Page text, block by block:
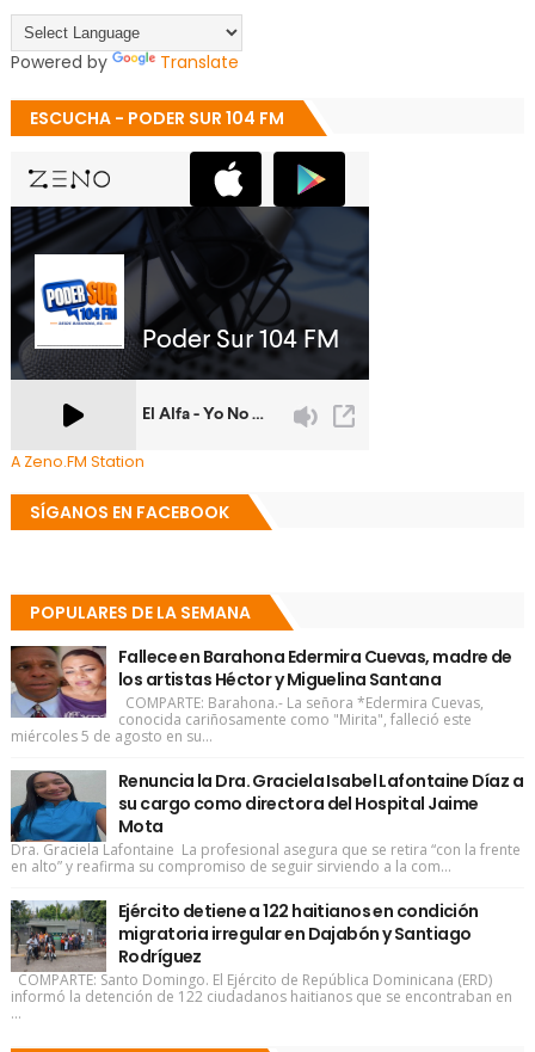
Powered by Translate
ESCUCHA - PODER SUR 104 FM
A Zeno.FM Station
SÍGANOS EN FACEBOOK
POPULARES DE LA SEMANA
Fallece en Barahona Edermira Cuevas, madre de
los artistas Héctor y Miguelina Santana
COMPARTE: Barahona.- La señora *Edermira Cuevas,
conocida cariñosamente como "Mirita", falleció este
miércoles 5 de agosto en su...
Renuncia la Dra. Graciela Isabel Lafontaine Díaz a
su cargo como directora del Hospital Jaime
Mota
Dra. Graciela Lafontaine La profesional asegura que se retira “con la frente
en alto” y reafirma su compromiso de seguir sirviendo a la com...
Ejército detiene a 122 haitianos en condición
migratoria irregular en Dajabón y Santiago
Rodríguez
COMPARTE: Santo Domingo. El Ejército de República Dominicana (ERD)
informó la detención de 122 ciudadanos haitianos que se encontraban en
...